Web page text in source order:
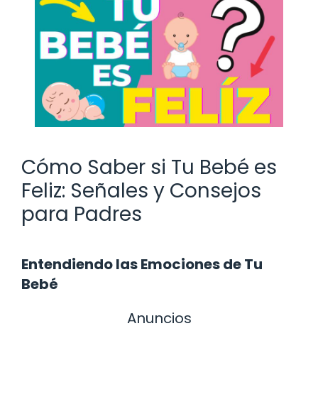
Cómo Saber si Tu Bebé es
Feliz: Señales y Consejos
para Padres
Entendiendo las Emociones de Tu
Bebé
Anuncios